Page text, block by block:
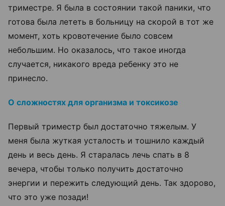
триместре. Я была в состоянии такой паники, что
готова была лететь в больницу на скорой в тот же
момент, хоть кровотечение было совсем
небольшим. Но оказалось, что такое иногда
случается, никакого вреда ребенку это не
принесло.
О сложностях для организма и токсикозе
Первый триместр был достаточно тяжелым. У
меня была жуткая усталость и тошнило каждый
день и весь день. Я старалась лечь спать в 8
вечера, чтобы только получить достаточно
энергии и пережить следующий день. Так здорово,
что это уже позади!